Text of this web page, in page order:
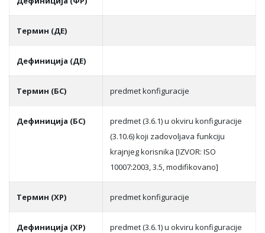
Термин (ДЕ)
Дефиниција (ДЕ)
Термин (БС) predmet konfiguracije
Дефиниција (БС)
predmet (3.6.1) u okviru konfiguracije
(3.10.6) koji zadovoljava funkciju
krajnjeg korisnika [IZVOR: ISO
10007:2003, 3.5, modifikovano]
Термин (ХР) predmet konfiguracije
Дефиниција (ХР)
predmet (3.6.1) u okviru konfiguracije